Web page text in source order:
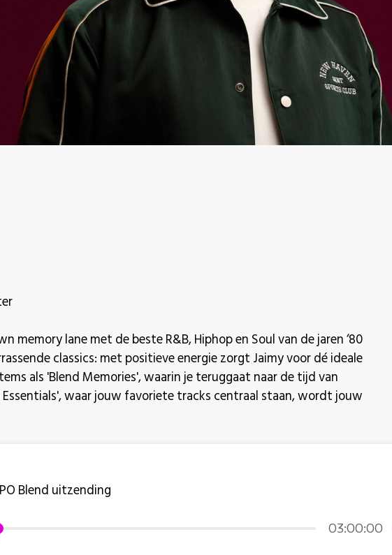
memory lane met de beste R&B, Hiphop en Soul van de jaren ‘80
classics: met positieve energie zorgt Jaimy voor dé ideale
als 'Blend Memories', waarin je teruggaat naar de tijd van
Essentials', waar jouw favoriete tracks centraal staan, wordt jouw
03:00:00
Blend uitzending